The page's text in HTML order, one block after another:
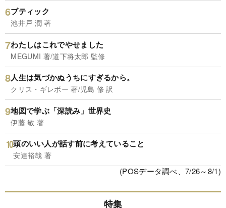
ブティック
池井戸 潤 著
わたしはこれでやせました
MEGUMI 著/道下将太郎 監修
人生は気づかぬうちにすぎるから。
クリス・ギレボー 著/児島 修 訳
地図で学ぶ「深読み」世界史
伊藤 敏 著
頭のいい人が話す前に考えていること
安達裕哉 著
(POSデータ調べ、7/26～8/1)
特集